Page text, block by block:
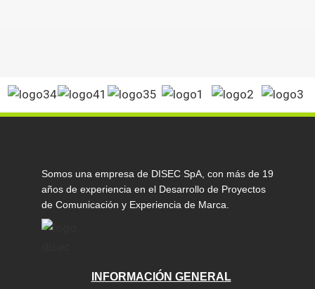
Somos una empresa de DISEC SpA, con más de 19
años de experiencia en el Desarrollo de Proyectos
de Comunicación y Experiencia de Marca.
INFORMACIÓN GENERAL